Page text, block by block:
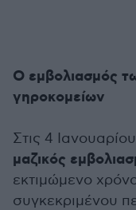
Ο εμβολιασμός
γηροκομείων
Στις 4 Ιανουαρίου
μαζικός
εκτιμώμενο
συγκεκριμένου